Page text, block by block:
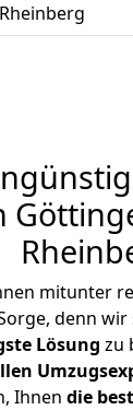
mitunter
denn
Lösung zu
Ihnen die